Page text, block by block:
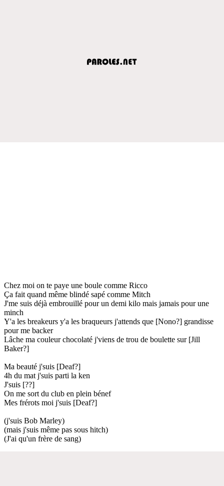
Chez moi on te paye une boule comme Ricco
Ça fait quand même blindé sapé comme Mitch
J'me suis déjà embrouillé pour un demi kilo mais jamais pour une
minch
Y'a les breakeurs y'a les braqueurs j'attends que [Nono?] grandisse
pour me backer
Lâche ma couleur chocolaté j'viens de trou de boulette sur [Jill
Baker?]
Ma beauté j'suis [Deaf?]
4h du mat j'suis parti la ken
J'suis [??]
On me sort du club en plein bénef
Mes frérots moi j'suis [Deaf?]
(j'suis Bob Marley)
(mais j'suis même pas sous hitch)
(J'ai qu'un frère de sang)